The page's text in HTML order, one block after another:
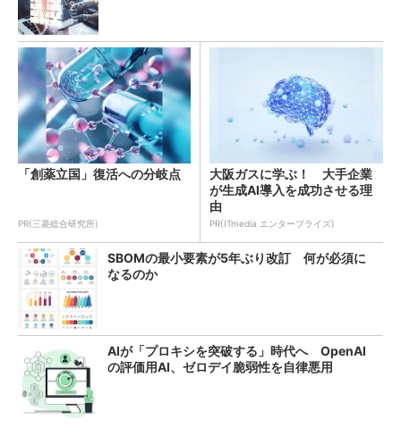
「創薬立国」復活への分岐点
PR(三菱総合研究所)
大阪ガスに学ぶ！ 大手企業
が生成AI導入を成功させる理
由
PR(ITmedia エンタープライズ)
SBOMの最小要素が5年ぶり改訂 何が必須に
なるのか
AIが「プロキシを突破する」時代へ OpenAI
の評価用AI、ゼロデイ脆弱性を自律悪用